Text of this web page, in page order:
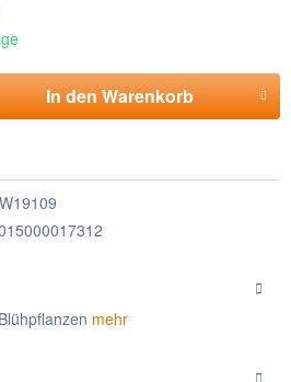
In denWarenkorb
mehr